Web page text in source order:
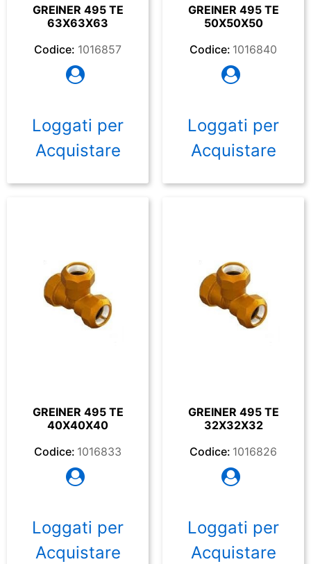
GREINER 495 TE
63X63X63
Codice: 1016857
Loggati per
Acquistare
GREINER 495 TE
50X50X50
Codice: 1016840
Loggati per
Acquistare
GREINER 495 TE
40X40X40
Codice: 1016833
Loggati per
Acquistare
GREINER 495 TE
32X32X32
Codice: 1016826
Loggati per
Acquistare